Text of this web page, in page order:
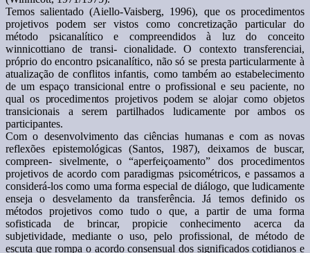
Temos salientado (Aiello-Vaisberg, 1996), que os procedimentos
projetivos podem ser vistos como concretização particular do
método psicanalítico e compreendidos à luz do conceito
winnicottiano de transi- cionalidade. O contexto transferenciai,
próprio do encontro psicanalítico, não só se presta particularmente à
atualização de conflitos infantis, como também ao estabelecimento
de um espaço transicional entre o profissional e seu paciente, no
qual os procedimentos projetivos podem se alojar como objetos
transicionais a serem partilhados ludicamente por ambos os
participantes.
Com o desenvolvimento das ciências humanas e com as novas
reflexões epistemológicas (Santos, 1987), deixamos de buscar,
compreen- sivelmente, o “aperfeiçoamento” dos procedimentos
projetivos de acordo com paradigmas psicométricos, e passamos a
considerá-los como uma forma especial de diálogo, que ludicamente
enseja o desvelamento da transferência. Já temos definido os
métodos projetivos como tudo o que, a partir de uma forma
sofisticada de brincar, propicie conhecimento acerca da
subjetividade, mediante o uso, pelo profissional, de método de
escuta que rompa o acordo consensual dos significados cotidianos e